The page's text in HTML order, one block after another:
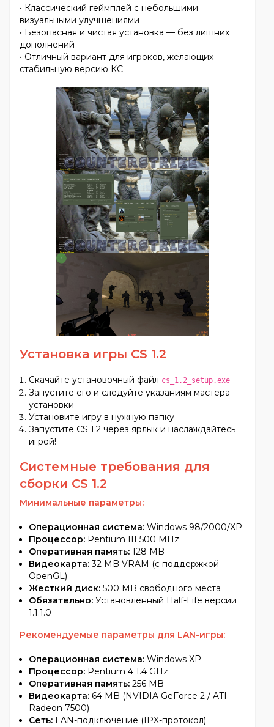
• Классический геймплей с небольшими
визуальными улучшениями
• Безопасная и чистая установка — без лишних
дополнений
• Отличный вариант для игроков, желающих
стабильную версию КС
Установка игры CS 1.2
Скачайте установочный файл cs_1.2_setup.exe
Запустите его и следуйте указаниям мастера
установки
Установите игру в нужную папку
Запустите CS 1.2 через ярлык и наслаждайтесь
игрой!
Системные требования для
сборки CS 1.2
Минимальные параметры:
Операционная система: Windows 98/2000/XP
Процессор: Pentium III 500 MHz
Оперативная память: 128 MB
Видеокарта:32 MB VRAM (с поддержкой
OpenGL)
Жесткий диск: 500 MB свободного места
Обязательно: Установленный Half-Life версии
1.1.1.0
Рекомендуемые параметры для LAN-игры:
Операционная система: Windows XP
Процессор: Pentium 4 1.4 GHz
Оперативная память: 256 MB
Видеокарта: 64 MB (NVIDIA GeForce 2 / ATI
Radeon 7500)
Сеть: LAN-подключение (IPX-протокол)